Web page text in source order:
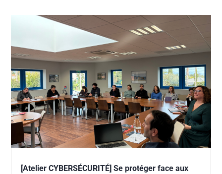
[Atelier CYBERSÉCURITÉ] Se protéger face aux